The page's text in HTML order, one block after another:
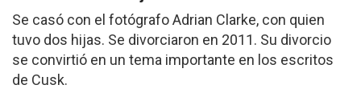
Se casó con el fotógrafo Adrian Clarke, con quien
tuvo dos hijas. Se divorciaron en 2011. Su divorcio
se convirtió en un tema importante en los escritos
de Cusk.